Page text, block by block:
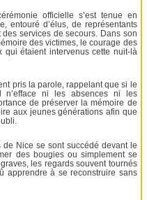
officielle s’est tenue en
entouré d’élus, de représentants
services de secours. Dans son
des victimes, le courage des
qui étaient intervenus cette nuit-là
pris la parole, rappelant que si le
n’efface ni les absences ni les
de préserver la mémoire de
aux jeunes générations afin que
Nice se sont succédé devant le
des bougies ou simplement se
les regards souvent tournés
apprendre à se reconstruire sans